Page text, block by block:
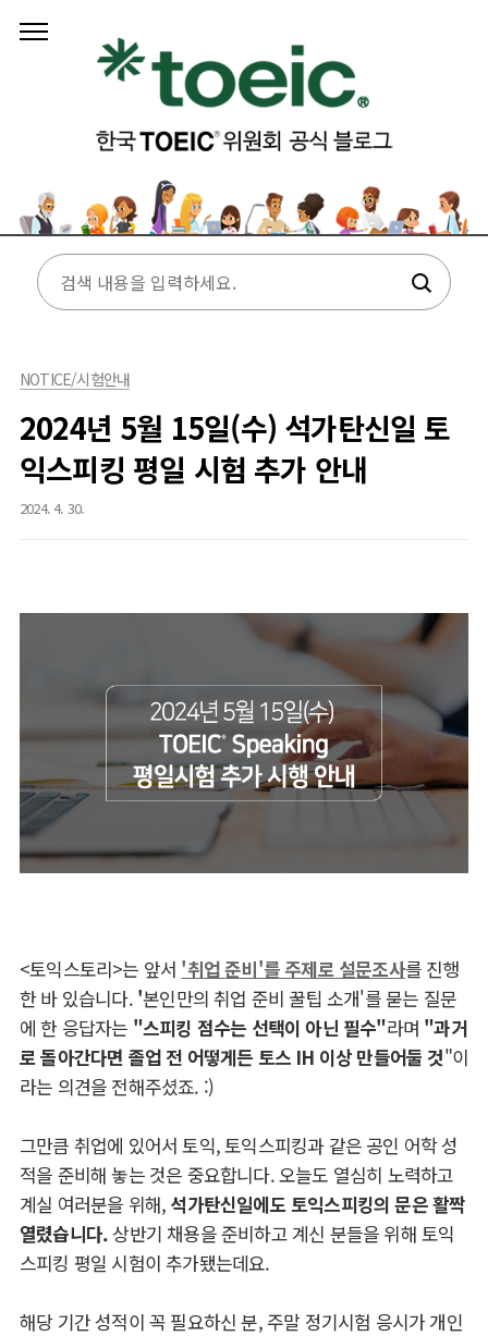
NOTICE/시험안내
2024년 5월 15일(수) 석가탄신일 토
익스피킹 평일 시험 추가 안내
2024. 4. 30.
<토익스토리>는 앞서 '취업 준비'를 주제로 설문조사를 진행
한 바 있습니다. '본인만의 취업 준비 꿀팁 소개'를 묻는 질문
에 한 응답자는 "스피킹 점수는 선택이 아닌 필수"라며 "과거
로 돌아간다면 졸업 전 어떻게든 토스 IH 이상 만들어둘 것"이
라는 의견을 전해주셨죠. :)
그만큼 취업에 있어서 토익, 토익스피킹과 같은 공인 어학 성
적을 준비해 놓는 것은 중요합니다. 오늘도 열심히 노력하고
계실 여러분을 위해, 석가탄신일에도 토익스피킹의 문은 활짝
열렸습니다. 상반기 채용을 준비하고 계신 분들을 위해 토익
스피킹 평일 시험이 추가됐는데요.
해당 기간 성적이 꼭 필요하신 분, 주말 정기시험 응시가 개인